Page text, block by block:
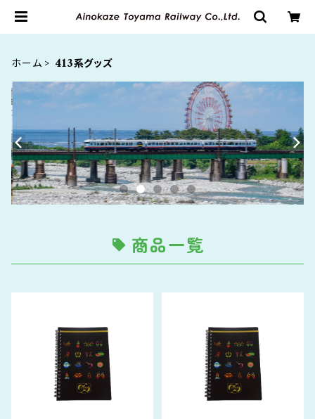
ホーム 413系グッズ
商品一覧